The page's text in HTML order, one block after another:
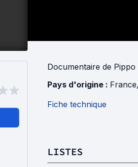
Documentaire de Pippo
Pays d'origine : France,
Fiche technique
LISTES